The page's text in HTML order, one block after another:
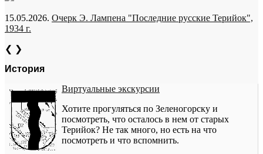
15.05.2026. Очерк Э. Лампена "Последние русские Терийок",
1934 г.
❮ ❯
История
Виртуальные экскурсии
Хотите прогуляться по Зеленогорску и
посмотреть, что осталось в нем от старых
Терийок? Не так много, но есть на что
посмотреть и что вспомнить.